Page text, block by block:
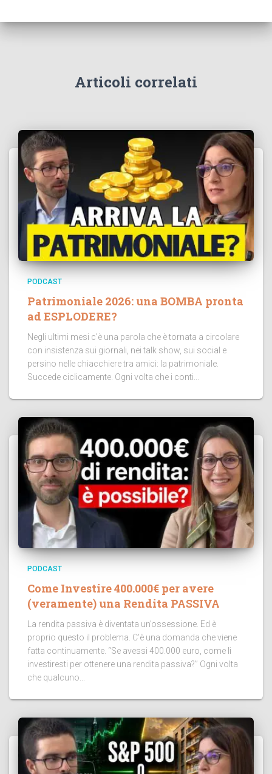
Articoli correlati
PODCAST
Patrimoniale 2026: una BOMBA pronta
ad ESPLODERE?
Negli ultimi mesi c’è una parola che è tornata a circolare
con insistenza sui giornali, nei talk show, sui social e
persino nelle chiacchiere tra amici: la patrimoniale.
Succede ciclicamente. Ogni volta che i conti...
PODCAST
Come Investire 400.000€ per avere
(veramente) una Rendita PASSIVA
La rendita passiva è diventata un’ossessione. Ed è
proprio questo il problema. C’è una domanda che viene
fatta continuamente. “Se avessi 400.000 euro, come li
investiresti per ottenere una rendita passiva?” Ogni volta
che qualcuno...